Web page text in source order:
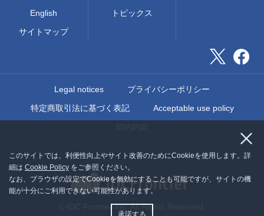
このサイトでは、利便性向上やサイト改善のためにCookieを使用します。詳
細は Cookie Policy をご参照ください。
なお、ブラウザの設定でCookieを無効にすることも可能ですが、サイトの機
能が十分にご利用できない可能性があります。
English
サイトマップ
トピックス
Legal notices
プライバシーポリシー
特定商取引法に基づく表記
Acceptable use policy
© IDC Frontier Inc. All Rights Reserved.